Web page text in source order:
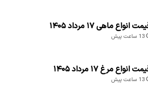
انواع ماهی ۱۷ مرداد ۱۴۰۵
13 ساعت پیش
انواع مرغ ۱۷ مرداد ۱۴۰۵
13 ساعت پیش